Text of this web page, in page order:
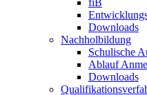
fiB
Downloads
Nachholbildung
Schulische
Ablauf
Downloads